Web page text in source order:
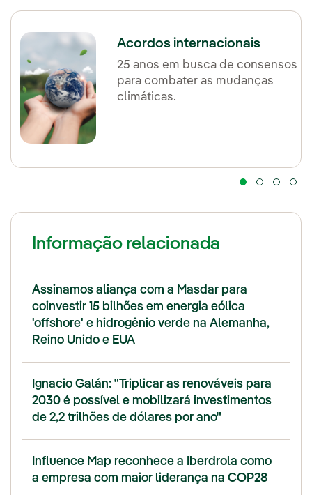
Acordos internacionais
25 anos em busca de consensos
para combater as mudanças
climáticas.
Informação relacionada
Assinamos aliança com a Masdar para
coinvestir 15 bilhões em energia eólica
'offshore' e hidrogênio verde na Alemanha,
Reino Unido e EUA
Ignacio Galán: "Triplicar as renováveis para
2030 é possível e mobilizará investimentos
de 2,2 trilhões de dólares por ano"
Influence Map reconhece a Iberdrola como
a empresa com maior liderança na COP28